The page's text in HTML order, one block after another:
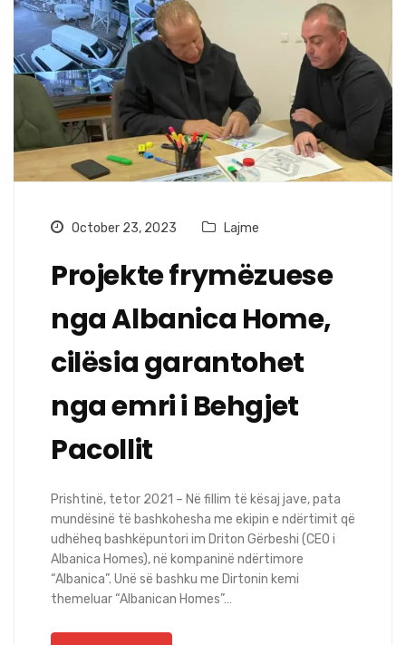
October 23, 2023 Lajme
Projekte frymëzuese
nga Albanica Home,
cilësia garantohet
nga emri i Behgjet
Pacollit
Prishtinë, tetor 2021 – Në fillim të kësaj jave, pata
mundësinë të bashkohesha me ekipin e ndërtimit që
udhëheq bashkëpuntori im Driton Gërbeshi (CEO i
Albanica Homes), në kompaninë ndërtimore
“Albanica”. Unë së bashku me Dirtonin kemi
themeluar “Albanican Homes”…